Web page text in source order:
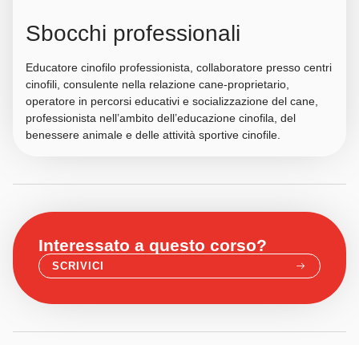
Sbocchi professionali
Educatore cinofilo professionista, collaboratore presso centri
cinofili, consulente nella relazione cane-proprietario,
operatore in percorsi educativi e socializzazione del cane,
professionista nell’ambito dell’educazione cinofila, del
benessere animale e delle attività sportive cinofile.
Interessato a questo corso?
SCRIVICI